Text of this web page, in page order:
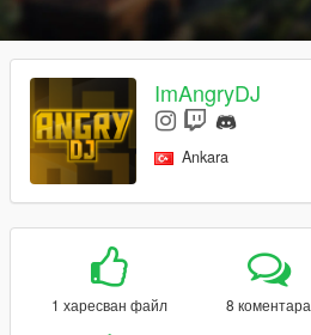
ImAngryDJ
Ankara
1 харесван файл 8 коментара